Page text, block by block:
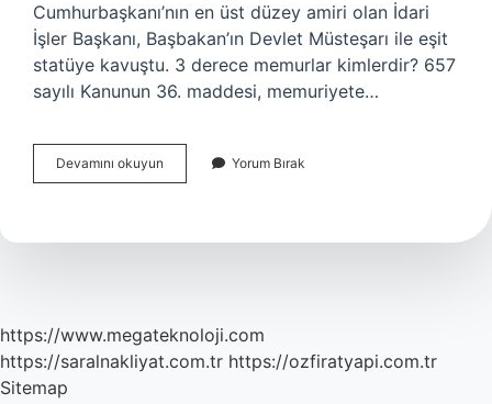
Cumhurbaşkanı’nın en üst düzey amiri olan İdari
İşler Başkanı, Başbakan’ın Devlet Müsteşarı ile eşit
statüye kavuştu. 3 derece memurlar kimlerdir? 657
sayılı Kanunun 36. maddesi, memuriyete…
Devamını okuyun
Müdürü
Yorum Bırak
https://www.megateknoloji.com
https://saralnakliyat.com.tr https://ozfiratyapi.com.tr
Sitemap